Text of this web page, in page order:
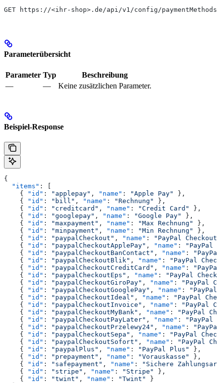
GET https://<ihr-shop>.de/api/v1/config/paymentMethods
Parameterübersicht
Parameter Typ
Beschreibung
—
— Keine zusätzlichen Parameter.
Beispiel-Response
{
  "items"
: [
    {
"id" : "applepay" , "name" : "Apple Pay"
},
    {
"id" : "bill" , "name" : "Rechnung"
},
    {
"id" : "creditcard" , "name" : "Credit Card"
},
    {
"id" : "googlepay" , "name" : "Google Pay"
},
    {
"id" : "maxpayment" , "name" : "Max Rechnung"
},
    {
"id" : "minpayment" , "name" : "Min Rechnung"
},
    {
"id" : "paypalCheckout" , "name" :
"PayPal Checkout"
    {
"id" : "paypalCheckoutApplePay" , "name" :
"PayPal
    {
"id" : "paypalCheckoutBanContact" , "name" :
    {
"id" : "paypalCheckoutBlik" , "name" :
"PayPal
    {
"id" : "paypalCheckoutCreditCard" , "name" :
    {
"id" : "paypalCheckoutEps" , "name" :
"PayPal
    {
"id" : "paypalCheckoutGiroPay" , "name" :
"PayPal
    {
"id" : "paypalCheckoutGooglePay" , "name" :
"PayPal
    {
"id" : "paypalCheckoutIdeal" , "name" :
"PayPal
    {
"id" : "paypalCheckoutInvoice" , "name" :
"PayPal
    {
"id" : "paypalCheckoutMyBank" , "name" :
"PayPal
    {
"id" : "paypalCheckoutPayLater" , "name" :
"PayPal
    {
"id" : "paypalCheckoutPrzelewy24" , "name" :
    {
"id" : "paypalCheckoutSepa" , "name" :
"PayPal
    {
"id" : "paypalCheckoutSofort" , "name" :
"PayPal
    {
"id" : "paypalPlus" , "name" : "PayPal Plus"
},
    {
"id" : "prepayment" , "name" : "Vorauskasse"
},
    {
"id" : "safepayment" , "name" :
"Sichere
    {
"id" : "stripe" , "name" : "Stripe"
},
    {
"id" : "twint" , "name" : "Twint"
}